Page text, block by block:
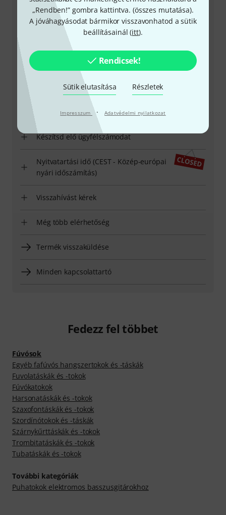
„Rendben!” gombra kattintva. (összes mutatása).
A jóváhagyásodat bármikor visszavonhatod a sütik
beállításainál (itt).
Rendicsek!
Sütik elutasítása Részletek
Impresszum · Adatvédelmi nyilatkozat
Ügyfélszolgálat - Magyarország
+49-9546-9223-531
Ügyfélszolgálatunk minden kérdés és észrevétel esetén
örömmel áll rendelkezésedre
Készítsd elő ügyfélszámodat
Nyitvatartási idő (CEST - Közép-európai
nyári időszámítás)
Visszahívást kérek
Még több elérhetőség
Termék visszaküldése
Minden kapcsolattartó
Fedezz fel többet
Fúvósok
Egyéb fafúvós hangszertokok és -táskák
Fuvolatáskák és -tokok
Fúvókatokok
Harsonatáskák és -tokok
Szaxofontáskák és -tokok
Szordínótokok és -táskák
Szárnykűrttáskák és -tokok
Trombitatáskák és -tokok
Tubatáskák és -tokok
További kategóriák
Puhatokok elektromos basszusgitárokhoz